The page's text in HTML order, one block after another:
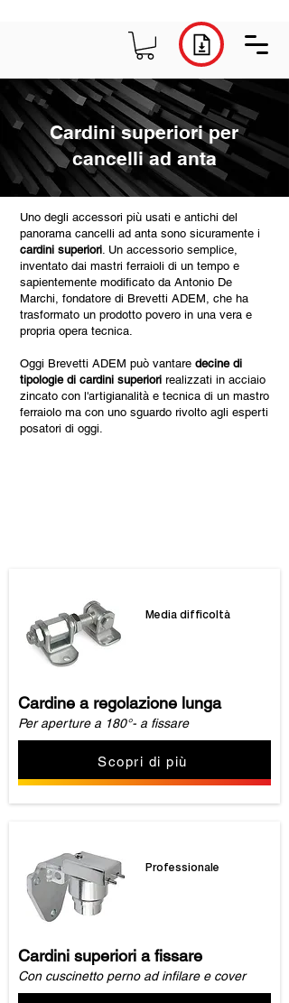
Cardini superiori per
cancelli ad anta
Uno degli accessori più usati e antichi del
panorama cancelli ad anta sono sicuramente i
cardini superiori. Un accessorio semplice,
inventato dai mastri ferraioli di un tempo e
sapientemente modificato da Antonio De
Marchi, fondatore di Brevetti ADEM, che ha
trasformato un prodotto povero in una vera e
propria opera tecnica.
Oggi Brevetti ADEM può vantare decine di
tipologie di cardini superiori realizzati in acciaio
zincato con l'artigianalità e tecnica di un mastro
ferraiolo ma con uno sguardo rivolto agli esperti
posatori di oggi.
Media difficoltà
Cardine a regolazione lunga
Per aperture a 180°- a fissare
Scopri di più
Professionale
Cardini superiori a fissare
Con cuscinetto perno ad infilare e cover